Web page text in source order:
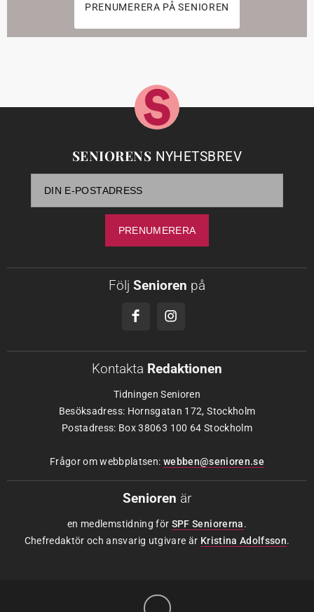
PRENUMERERA PÅ SENIOREN
SENIORENS NYHETSBREV
Följ Senioren på
Kontakta Redaktionen
Tidningen Senioren
Besöksadress: Hornsgatan 172, Stockholm
Postadress: Box 38063 100 64 Stockholm
Frågor om webbplatsen: webben@senioren.se
Senioren är
en medlemstidning för SPF Seniorerna.
Chefredaktör och ansvarig utgivare är Kristina Adolfsson.